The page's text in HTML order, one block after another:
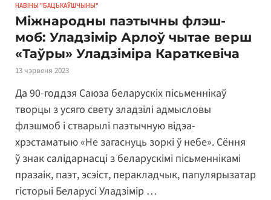
НАВІНЫ "БАЦЬКАЎШЧЫНЫ"
Міжнародны паэтычны флэш-
моб: Уладзімір Арлоў чытае верш
«Таўры» Уладзіміра Караткевіча
13 чэрвеня 2023
Да 90-годдзя Саюза беларускіх пісьменнікаў
творцы з усяго свету зладзілі адмысловы
флэшмоб і стварылі паэтычную відэа-
хрэстаматыю «Не загаснуць зоркі ў небе». Сёння
ў знак салідарнасці з беларускімі пісьменнікамі
празаік, паэт, эсэіст, перакладчык, папулярызатар
гісторыі Беларусі Уладзімір …